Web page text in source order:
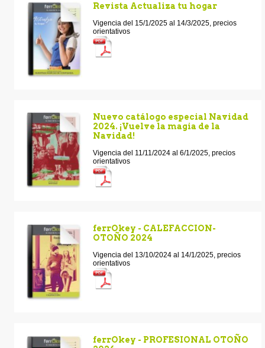
Revista Actualiza tu hogar
Vigencia del 15/1/2025 al 14/3/2025, precios
orientativos
Nuevo catálogo especial Navidad
2024. ¡Vuelve la magia de la
Navidad!
Vigencia del 11/11/2024 al 6/1/2025, precios
orientativos
ferrOkey - CALEFACCION-
OTOÑO 2024
Vigencia del 13/10/2024 al 14/1/2025, precios
orientativos
ferrOkey - PROFESIONAL OTOÑO